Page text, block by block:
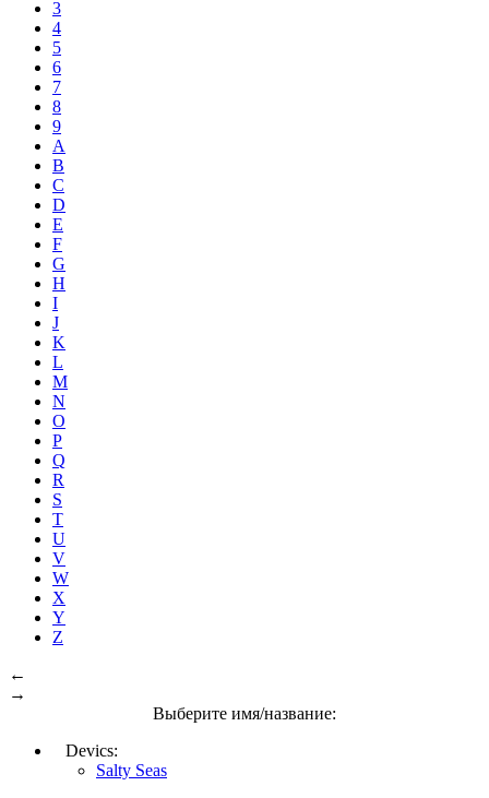
3
4
5
6
7
8
9
A
B
C
D
E
F
G
H
I
J
K
L
M
N
O
P
Q
R
S
T
U
V
W
X
Y
Z
←
→
Выберите имя/название:
Devics:
Salty Seas